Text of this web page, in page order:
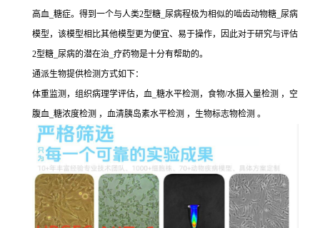
高血_糖症。得到一个与人类2型糖_尿病程极为相似的啮齿动物糖_尿病
模型，该模型相比其他模型更为便宜、易于操作，因此对于研究与评估
2型糖_尿病的潜在治_疗药物是十分有帮助的。
通派生物提供检测方式如下：
体重监测，组织病理学评估，血_糖水平检测，食物/水摄入量检测 ，空
腹血_糖浓度检测 ，血清胰岛素水平检测 ，生物标志物检测 。